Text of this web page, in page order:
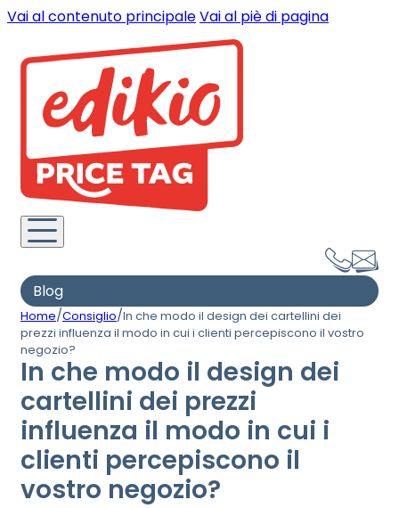
Vai al contenuto principaleVai al piè di pagina
Blog
Home/Consiglio/In che modo il design dei cartellini dei
prezzi influenza il modo in cui i clienti percepiscono il vostro
negozio?
In che modo il design dei
cartellini dei prezzi
influenza il modo in cui i
clienti percepiscono il
vostro negozio?